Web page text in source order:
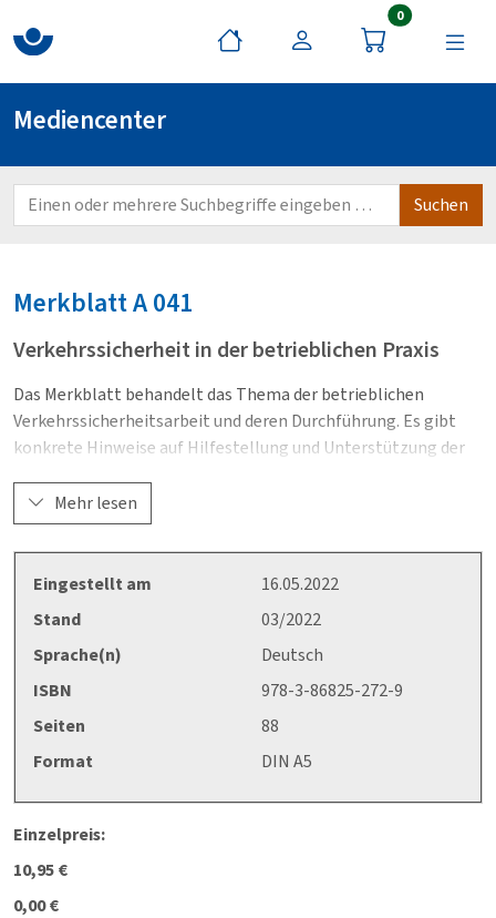
0Artikel im
Mediencenter
MerkblattA 041
Verkehrssicherheit in der betrieblichen Praxis
Das Merkblatt behandelt das Thema der betrieblichen
Verkehrssicherheitsarbeit und deren Durchführung. Es gibt
konkrete Hinweise auf Hilfestellung und Unterstützung der
der Organisation einer gut funktionierenden betrieblichen
Verkehrssicherheitsarbeit.
erwähnter BG RCI- Seminare und Medien, ein Fragebogen zur
Erfassung und Analyse von Wege- und Dienstwegeunfällen
und ein Fragebogen zur Analyse des betrieblichen
Mehr lesen
Eingestellt am
16.05.2022
Stand
03/2022
Sprache(n)
Deutsch
ISBN
978-3-86825-272-9
Seiten
88
Format
DIN A5
Einzelpreis:
10,95 €
0,00 €